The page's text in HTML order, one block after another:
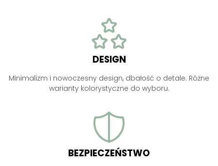
DESIGN
Minimalizm i nowoczesny design, dbałość o detale. Różne
warianty kolorystyczne do wyboru.
BEZPIECZEŃSTWO